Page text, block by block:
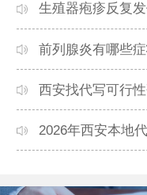
生殖器疱疹反复
前列腺炎有哪些
西安找代写可行
本地高口碑机构
2026年西安本地